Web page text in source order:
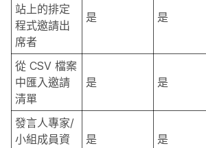
站上的排定
程式邀請出
席者
是 是
從 CSV 檔案
中匯入邀請
清單
是 是
發言人專家/
小組成員資
是 是